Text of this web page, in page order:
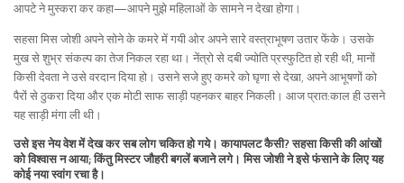
आपटे ने मुस्करा कर कहा—आपने मुझे महिलाओं के सामने न देखा होगा।
सहसा मिस जोशी अपने सोने के कमरे में गयी ओर अपने सारे वस्त्राभूषण उतार फेंके। उसके
मुख से शुभ्र संकल्प का तेज निकल रहा था। नेंत्रो से दबी ज्योति प्रस्फुटित हो रही थी, मानों
किसी देवता ने उसे वरदान दिया हो। उसने सजे हुए कमरे को घृणा से देखा, अपने आभूषणों को
पैरों से ठुकरा दिया और एक मोटी साफ साड़ी पहनकर बाहर निकली। आज प्रात:काल ही उसने
यह साड़ी मंगा ली थी।
उसे इस नेय वेश में देख कर सब लोग चकित हो गये। कायापलट कैसी? सहसा किसी की आंखों
को विश्वास न आया; किंतु मिस्टर जौहरी बगलें बजाने लगे। मिस जोशी ने इसे फंसाने के लिए यह
कोई नया स्वांग रचा है।